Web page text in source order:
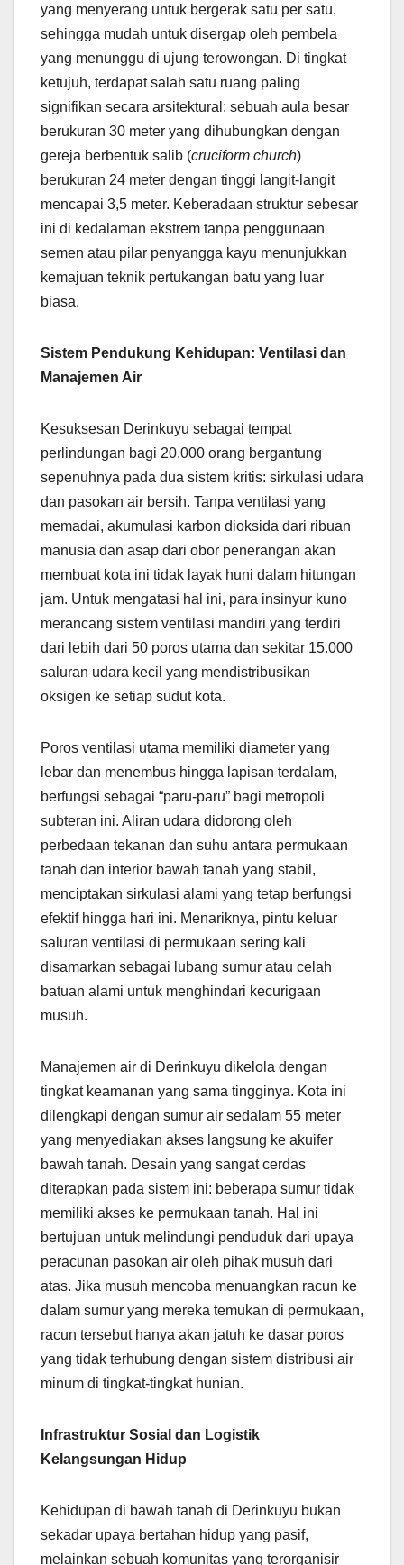
yang menyerang untuk bergerak satu per satu,
sehingga mudah untuk disergap oleh pembela
yang menunggu di ujung terowongan. Di tingkat
ketujuh, terdapat salah satu ruang paling
signifikan secara arsitektural: sebuah aula besar
berukuran 30 meter yang dihubungkan dengan
gereja berbentuk salib (cruciform church)
berukuran 24 meter dengan tinggi langit-langit
mencapai 3,5 meter. Keberadaan struktur sebesar
ini di kedalaman ekstrem tanpa penggunaan
semen atau pilar penyangga kayu menunjukkan
kemajuan teknik pertukangan batu yang luar
biasa.
Sistem Pendukung Kehidupan: Ventilasi dan
Manajemen Air
Kesuksesan Derinkuyu sebagai tempat
perlindungan bagi 20.000 orang bergantung
sepenuhnya pada dua sistem kritis: sirkulasi udara
dan pasokan air bersih. Tanpa ventilasi yang
memadai, akumulasi karbon dioksida dari ribuan
manusia dan asap dari obor penerangan akan
membuat kota ini tidak layak huni dalam hitungan
jam. Untuk mengatasi hal ini, para insinyur kuno
merancang sistem ventilasi mandiri yang terdiri
dari lebih dari 50 poros utama dan sekitar 15.000
saluran udara kecil yang mendistribusikan
oksigen ke setiap sudut kota.
Poros ventilasi utama memiliki diameter yang
lebar dan menembus hingga lapisan terdalam,
berfungsi sebagai “paru-paru” bagi metropoli
subteran ini. Aliran udara didorong oleh
perbedaan tekanan dan suhu antara permukaan
tanah dan interior bawah tanah yang stabil,
menciptakan sirkulasi alami yang tetap berfungsi
efektif hingga hari ini. Menariknya, pintu keluar
saluran ventilasi di permukaan sering kali
disamarkan sebagai lubang sumur atau celah
batuan alami untuk menghindari kecurigaan
musuh.
Manajemen air di Derinkuyu dikelola dengan
tingkat keamanan yang sama tingginya. Kota ini
dilengkapi dengan sumur air sedalam 55 meter
yang menyediakan akses langsung ke akuifer
bawah tanah. Desain yang sangat cerdas
diterapkan pada sistem ini: beberapa sumur tidak
memiliki akses ke permukaan tanah. Hal ini
bertujuan untuk melindungi penduduk dari upaya
peracunan pasokan air oleh pihak musuh dari
atas. Jika musuh mencoba menuangkan racun ke
dalam sumur yang mereka temukan di permukaan,
racun tersebut hanya akan jatuh ke dasar poros
yang tidak terhubung dengan sistem distribusi air
minum di tingkat-tingkat hunian.
Infrastruktur Sosial dan Logistik
Kelangsungan Hidup
Kehidupan di bawah tanah di Derinkuyu bukan
sekadar upaya bertahan hidup yang pasif,
melainkan sebuah komunitas yang terorganisir